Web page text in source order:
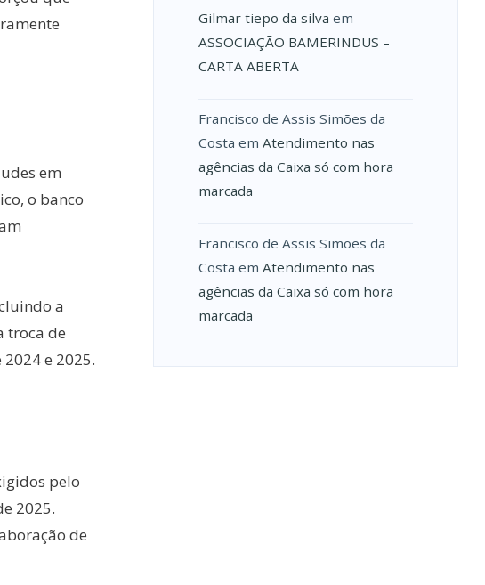
em
o banco
a
troca de
e 2025.
pelo
2025.
de
Gilmar tiepo da silva em
ASSOCIAÇÃO BAMERINDUS –
CARTA ABERTA
Francisco de Assis Simões da
Costa em Atendimento nas
agências da Caixa só com hora
marcada
Francisco de Assis Simões da
Costa em Atendimento nas
agências da Caixa só com hora
marcada